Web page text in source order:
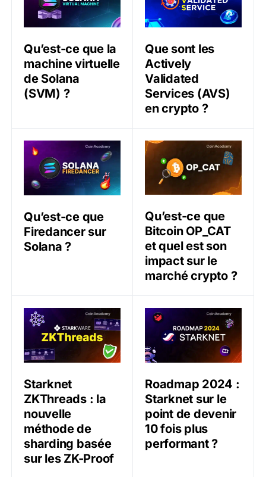
Qu’est-ce que la
machine virtuelle
de Solana
(SVM) ?
Que sont les
Actively
Validated
Services (AVS)
en crypto ?
Qu’est-ce que Firedancer sur Solana ?
Qu’est-ce que
Firedancer sur
Solana ?
Qu’est-ce que Bitcoin
Qu’est-ce que
Bitcoin OP_CAT
et quel est son
impact sur le
marché crypto ?
Starknet ZKThreads : la nouvelle méthode de
Starknet
ZKThreads : la
nouvelle
méthode de
sharding basée
sur les ZK-Proof
Roadmap 2024 : Starknet
Roadmap 2024 :
Starknet sur le
point de devenir
10 fois plus
performant ?